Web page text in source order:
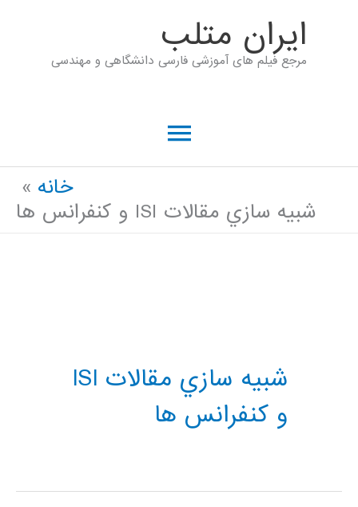
ايران متلب
مرجع فیلم های آموزشی فارسی دانشگاهی و مهندسی
فهرست
خانه
شبيه سازي مقالات ISI و كنفرانس ها
شبيه سازي مقالات ISI
و كنفرانس ها